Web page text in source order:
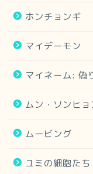
ホンチョンギ
マイデーモン
マイネーム: 偽
ムン・ソンヒョ
ムービング
ユミの細胞たち